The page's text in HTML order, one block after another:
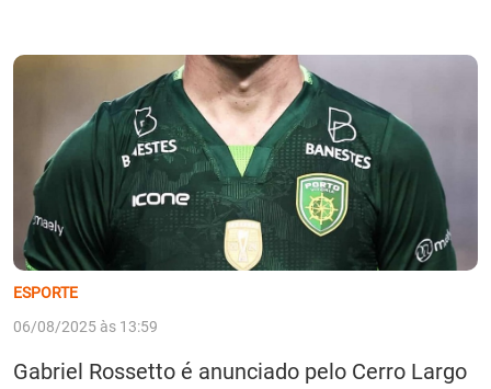
ESPORTE
06/08/2025 às 13:59
Gabriel Rossetto é anunciado pelo Cerro Largo